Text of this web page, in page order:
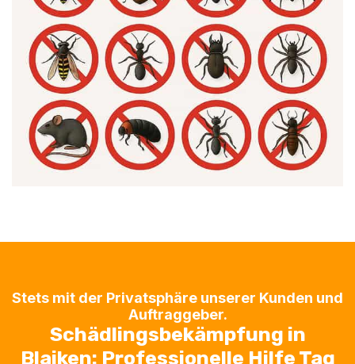
Stets mit der Privatsphäre unserer Kunden und
Auftraggeber.
Schädlingsbekämpfung in
Blaiken: Professionelle Hilfe Tag